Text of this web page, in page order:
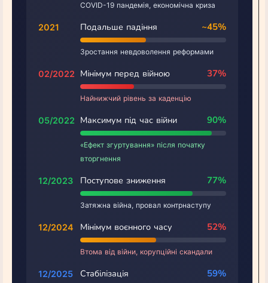
COVID-19 пандемія, економічна криза
2021 Подальше падіння ~45%
Зростання невдоволення реформами
02/2022 Мінімум перед війною 37%
Найнижчий рівень за каденцію
05/2022 Максимум під час війни 90%
«Ефект згуртування» після початку
вторгнення
12/2023 Поступове зниження 77%
Затяжна війна, провал контрнаступу
12/2024 Мінімум воєнного часу 52%
Втома від війни, корупційні скандали
12/2025 Стабілізація 59%